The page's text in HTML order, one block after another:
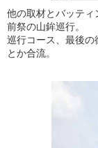
他の取材とバッテ
前祭の山鉾巡行。
巡行コース、最後
とか合流。